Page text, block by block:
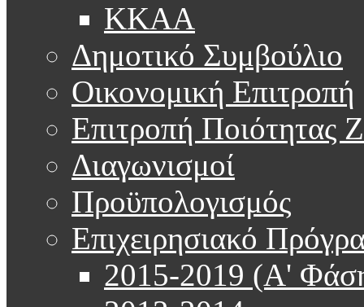
ΚΚΑΑ
Δημοτικό Συμβούλιο
Οικονομική Επιτροπή
Επιτροπή Ποιότητας
Διαγωνισμοί
Προϋπολογισμός
Επιχειρησιακό
2015-2019 (Α'